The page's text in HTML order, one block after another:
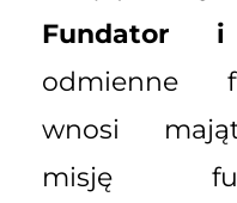
Fundator
odmienne
wnosi
misję